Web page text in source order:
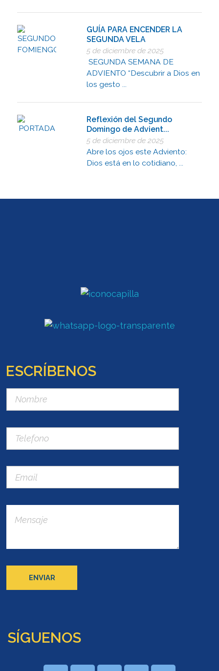
GUÍA PARA ENCENDER LA
SEGUNDA VELA
5 de diciembre de 2025
SEGUNDA SEMANA DE
ADVIENTO “Descubrir a Dios en
los gesto ...
Reflexión del Segundo
Domingo de Advient...
5 de diciembre de 2025
Abre los ojos este Adviento:
Dios está en lo cotidiano, ...
ESCRÍBENOS
SÍGUENOS